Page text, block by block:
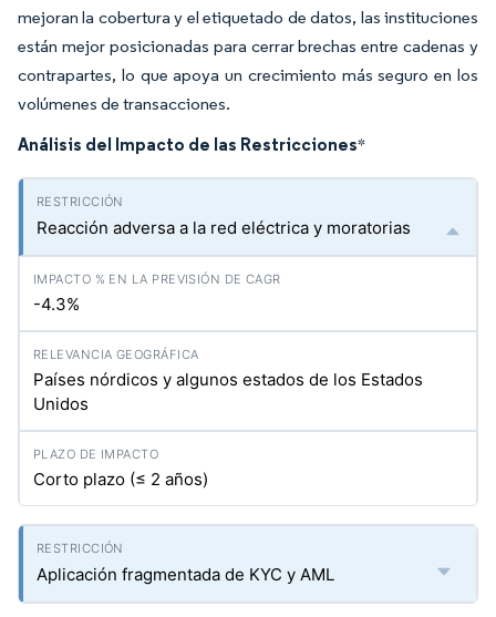
mejoran la cobertura y el etiquetado de datos, las instituciones
están mejor posicionadas para cerrar brechas entre cadenas y
contrapartes, lo que apoya un crecimiento más seguro en los
volúmenes de transacciones.
Análisis del Impacto de las Restricciones*
Reacción adversa a la red eléctrica y moratorias
-4.3%
Países nórdicos y algunos estados de los Estados
Unidos
Corto plazo (≤ 2 años)
Aplicación fragmentada de KYC y AML